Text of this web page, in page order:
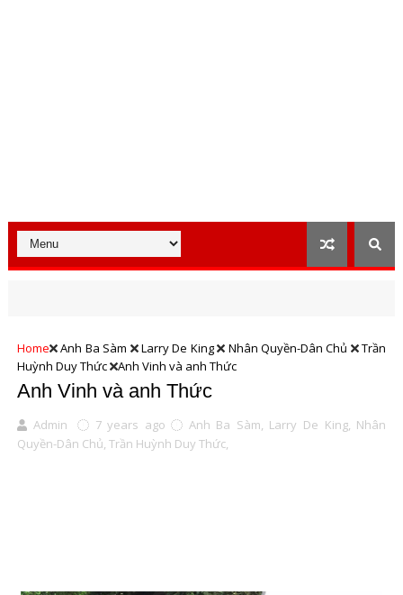
Home Anh Ba Sàm Larry De King Nhân Quyền-Dân Chủ
Trần
Huỳnh Duy Thức
Anh Vinh và anh Thức
Anh Vinh và anh Thức
Admin 7 years ago Anh Ba Sàm, Larry De King, Nhân
Quyền-Dân Chủ, Trần Huỳnh Duy Thức,